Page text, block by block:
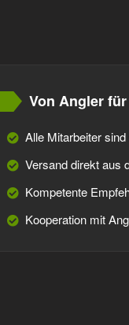
Von Angler
Alle Mitarbeiter
Versand direkt aus
Kompetente
Kooperation mit